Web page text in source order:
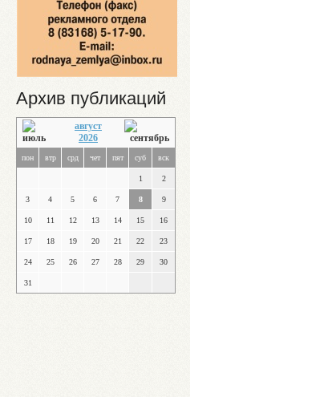
Архив публикаций
август
2026
пон втр срд чет пят суб вск
1 2
3 4 5 6 7 8 9
10 11 12 13 14 15 16
17 18 19 20 21 22 23
24 25 26 27 28 29 30
31